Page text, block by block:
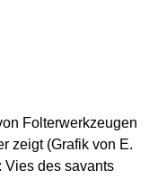
SHB Redaktion
Folterwerkzeugen
zeigt (Grafik von E.
Vies des savants